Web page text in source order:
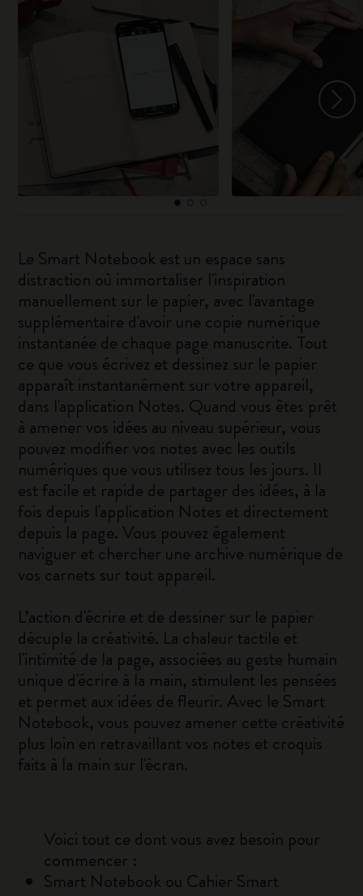
Le Smart Notebook est un espace sans
distraction où immortaliser l'inspiration
manuellement sur le papier, avec l'avantage
supplémentaire d'avoir une copie numérique
instantanée de chaque page manuscrite. Tout
ce que vous écrivez et dessinez sur le papier
apparaît instantanément sur votre appareil,
dans l'application Notes. Quand vous êtes prêt
à amener vos idées au niveau supérieur, vous
pouvez modifier vos notes avec les outils
numériques que vous utilisez tous les jours. Il
est facile et rapide de partager des idées, à la
fois depuis l'application Notes et directement
depuis la page. Vous pouvez également
naviguer et chercher une archive numérique de
vos carnets sur tout appareil.
L’action d'écrire et de dessiner sur le papier
décuple la créativité. La chaleur tactile et
l'intimité de la page, associées au geste humain
unique d'écrire à la main, stimulent les pensées
et permet aux idées de fleurir. Avec le Smart
Notebook, vous pouvez amener cette créativité
plus loin en retravaillant vos notes et croquis
faits à la main sur l'écran.
Voici tout ce dont vous avez besoin pour
commencer :
Smart Notebook ou Cahier Smart